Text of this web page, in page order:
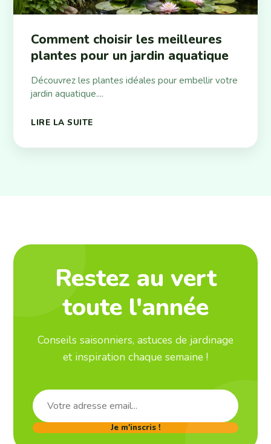
Comment choisir les meilleures
plantes pour un jardin aquatique
Découvrez les plantes idéales pour embellir votre
jardin aquatique....
LIRE LA SUITE
Restez au vert
toute l'année
Conseils saisonniers, astuces de jardinage
et inspiration chaque semaine !
Je m'inscris !